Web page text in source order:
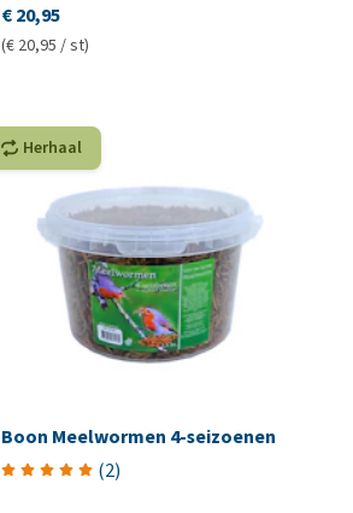
€ 20,95
(€ 20,95 / st)
Herhaal
Boon Meelwormen 4-seizoenen
(2)